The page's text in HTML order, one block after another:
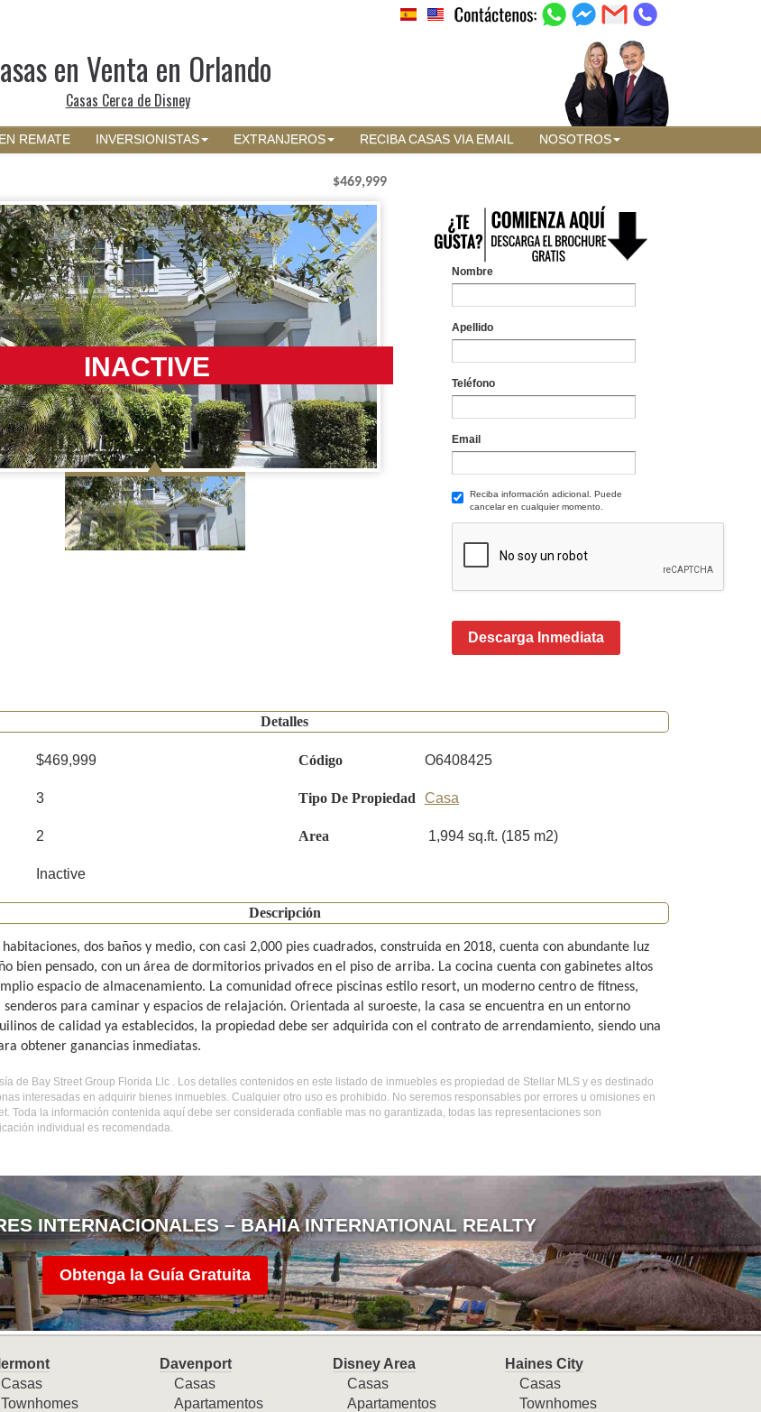
en Venta en Orlando
Casas Cerca de Disney
REMATE INVERSIONISTAS EXTRANJEROS RECIBA CASAS VIA EMAIL NOSOTROS
$469,999
INACTIVE
Nombre
Apellido
Teléfono
Email
Reciba información adicional. Puede
cancelar en cualquier momento.
Descarga Inmediata
Detalles
$469,999 Código O6408425
3 Tipo De Propiedad Casa
2 Area 1,994 sq.ft. (185 m2)
Inactive
Descripción
habitaciones, dos baños y medio, con casi 2,000 pies cuadrados, construida en 2018, cuenta con abundante luz
bien pensado, con un área de dormitorios privados en el piso de arriba. La cocina cuenta con gabinetes altos
espacio de almacenamiento. La comunidad ofrece piscinas estilo resort, un moderno centro de fitness,
senderos para caminar y espacios de relajación. Orientada al suroeste, la casa se encuentra en un entorno
de calidad ya establecidos, la propiedad debe ser adquirida con el contrato de arrendamiento, siendo una
obtener ganancias inmediatas.
de Bay Street Group Florida Llc . Los detalles contenidos en este listado de inmuebles es propiedad de Stellar MLS y es destinado
interesadas en adquirir bienes inmuebles. Cualquier otro uso es prohibido. No seremos responsables por errores u omisiones en
Toda la información contenida aquí debe ser considerada confiable mas no garantizada, todas las representaciones son
individual es recomendada.
INTERNACIONALES – BAHIA INTERNATIONAL REALTY
Obtenga la Guía Gratuita
Casas
Townhomes
Davenport
Casas
Apartamentos
Disney Area
Casas
Apartamentos
Haines City
Casas
Townhomes